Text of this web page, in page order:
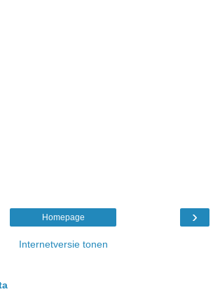
›
Homepage
Internetversie tonen